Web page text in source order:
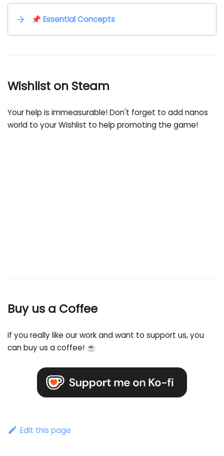
📌 Essential Concepts
Wishlist on Steam
Your help is immeasurable! Don't forget to add nanos
world to your Wishlist to help promoting the game!
Buy us a Coffee
If you really like our work and want to support us, you
can buy us a coffee! ☕️
Edit this page